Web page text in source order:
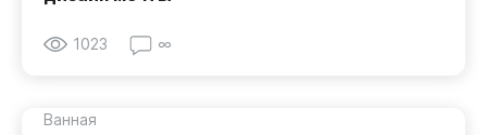
1023 ∞
Ванная